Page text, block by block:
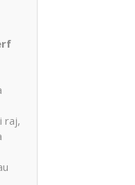
raj,